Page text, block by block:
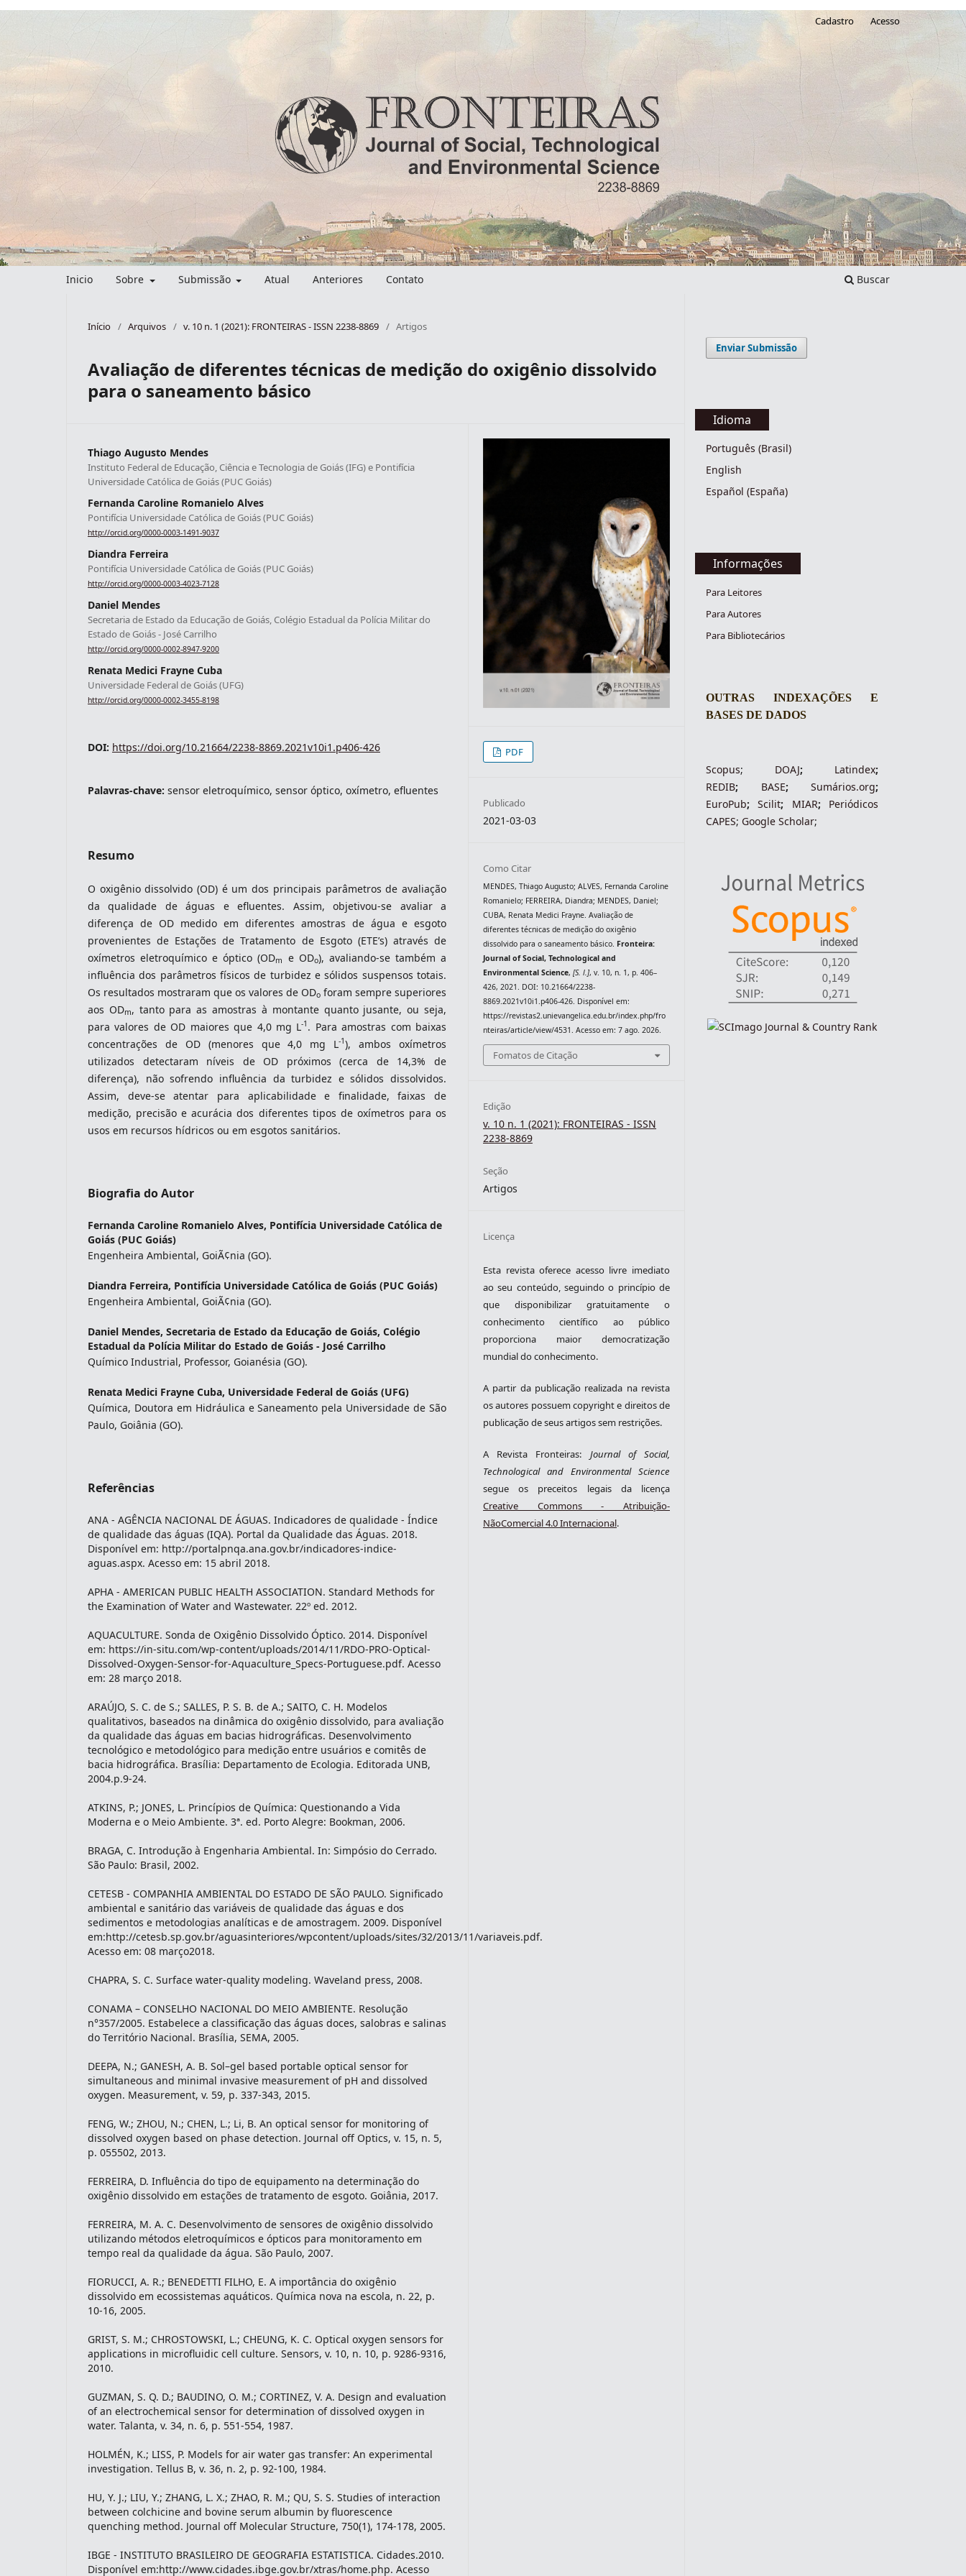
Inicio Sobre Submissão Atual Anteriores Contato Buscar
Cadastro Acesso
Início / Arquivos / v. 10 n. 1 (2021): FRONTEIRAS - ISSN 2238-8869 / Artigos
Avaliação de diferentes técnicas de medição do oxigênio dissolvido
para o saneamento básico
Thiago Augusto Mendes
Instituto Federal de Educação, Ciência e Tecnologia de Goiás (IFG) e Pontifícia
Universidade Católica de Goiás (PUC Goiás)
Fernanda Caroline Romanielo Alves
Pontifícia Universidade Católica de Goiás (PUC Goiás)
http://orcid.org/0000-0003-1491-9037
Diandra Ferreira
Pontifícia Universidade Católica de Goiás (PUC Goiás)
http://orcid.org/0000-0003-4023-7128
Daniel Mendes
Secretaria de Estado da Educação de Goiás, Colégio Estadual da Polícia Militar do
Estado de Goiás - José Carrilho
http://orcid.org/0000-0002-8947-9200
Renata Medici Frayne Cuba
Universidade Federal de Goiás (UFG)
http://orcid.org/0000-0002-3455-8198
DOI: https://doi.org/10.21664/2238-8869.2021v10i1.p406-426
Palavras-chave: sensor eletroquímico, sensor óptico, oxímetro, efluentes
Resumo
O oxigênio dissolvido (OD) é um dos principais parâmetros de avaliação
da qualidade de águas e efluentes. Assim, objetivou-se avaliar a
diferença de OD medido em diferentes amostras de água e esgoto
provenientes de Estações de Tratamento de Esgoto (ETE’s) através de
oxímetros eletroquímico e óptico (ODm e ODo), avaliando-se também a
influência dos parâmetros físicos de turbidez e sólidos suspensos totais.
Os resultados mostraram que os valores de ODo foram sempre superiores
aos ODm, tanto para as amostras à montante quanto jusante, ou seja,
para valores de OD maiores que 4,0 mg L-1 . Para amostras com baixas
concentrações de OD (menores que 4,0 mg L-1), ambos oxímetros
utilizados detectaram níveis de OD próximos (cerca de 14,3% de
diferença), não sofrendo influência da turbidez e sólidos dissolvidos.
Assim, deve-se atentar para aplicabilidade e finalidade, faixas de
medição, precisão e acurácia dos diferentes tipos de oxímetros para os
usos em recursos hídricos ou em esgotos sanitários.
Biografia do Autor
Fernanda Caroline Romanielo Alves, Pontifícia Universidade Católica de
Goiás (PUC Goiás)
Engenheira Ambiental, GoiÃ¢nia (GO).
Diandra Ferreira, Pontifícia Universidade Católica de Goiás (PUC Goiás)
Engenheira Ambiental, GoiÃ¢nia (GO).
Daniel Mendes, Secretaria de Estado da Educação de Goiás, Colégio
Estadual da Polícia Militar do Estado de Goiás - José Carrilho
Químico Industrial, Professor, Goianésia (GO).
Renata Medici Frayne Cuba, Universidade Federal de Goiás (UFG)
Química, Doutora em Hidráulica e Saneamento pela Universidade de São
Paulo, Goiânia (GO).
Referências
ANA - AGÊNCIA NACIONAL DE ÁGUAS. Indicadores de qualidade - Índice
de qualidade das águas (IQA). Portal da Qualidade das Águas. 2018.
Disponível em: http://portalpnqa.ana.gov.br/indicadores-indice-
aguas.aspx. Acesso em: 15 abril 2018.
APHA - AMERICAN PUBLIC HEALTH ASSOCIATION. Standard Methods for
the Examination of Water and Wastewater. 22º ed. 2012.
AQUACULTURE. Sonda de Oxigênio Dissolvido Óptico. 2014. Disponível
em: https://in-situ.com/wp-content/uploads/2014/11/RDO-PRO-Optical-
Dissolved-Oxygen-Sensor-for-Aquaculture_Specs-Portuguese.pdf. Acesso
em: 28 março 2018.
ARAÚJO, S. C. de S.; SALLES, P. S. B. de A.; SAITO, C. H. Modelos
qualitativos, baseados na dinâmica do oxigênio dissolvido, para avaliação
da qualidade das águas em bacias hidrográficas. Desenvolvimento
tecnológico e metodológico para medição entre usuários e comitês de
bacia hidrográfica. Brasília: Departamento de Ecologia. Editorada UNB,
2004.p.9-24.
ATKINS, P.; JONES, L. Princípios de Química: Questionando a Vida
Moderna e o Meio Ambiente. 3ª. ed. Porto Alegre: Bookman, 2006.
BRAGA, C. Introdução à Engenharia Ambiental. In: Simpósio do Cerrado.
São Paulo: Brasil, 2002.
CETESB - COMPANHIA AMBIENTAL DO ESTADO DE SÃO PAULO. Significado
ambiental e sanitário das variáveis de qualidade das águas e dos
sedimentos e metodologias analíticas e de amostragem. 2009. Disponível
em:http://cetesb.sp.gov.br/aguasinteriores/wpcontent/uploads/sites/32/2013/11/variaveis.pdf.
Acesso em: 08 março2018.
CHAPRA, S. C. Surface water-quality modeling. Waveland press, 2008.
CONAMA – CONSELHO NACIONAL DO MEIO AMBIENTE. Resolução
n°357/2005. Estabelece a classificação das águas doces, salobras e salinas
do Território Nacional. Brasília, SEMA, 2005.
DEEPA, N.; GANESH, A. B. Sol–gel based portable optical sensor for
simultaneous and minimal invasive measurement of pH and dissolved
oxygen. Measurement, v. 59, p. 337-343, 2015.
FENG, W.; ZHOU, N.; CHEN, L.; Li, B. An optical sensor for monitoring of
dissolved oxygen based on phase detection. Journal off Optics, v. 15, n. 5,
p. 055502, 2013.
FERREIRA, D. Influência do tipo de equipamento na determinação do
oxigênio dissolvido em estações de tratamento de esgoto. Goiânia, 2017.
FERREIRA, M. A. C. Desenvolvimento de sensores de oxigênio dissolvido
utilizando métodos eletroquímicos e ópticos para monitoramento em
tempo real da qualidade da água. São Paulo, 2007.
FIORUCCI, A. R.; BENEDETTI FILHO, E. A importância do oxigênio
dissolvido em ecossistemas aquáticos. Química nova na escola, n. 22, p.
10-16, 2005.
GRIST, S. M.; CHROSTOWSKI, L.; CHEUNG, K. C. Optical oxygen sensors for
applications in microfluidic cell culture. Sensors, v. 10, n. 10, p. 9286-9316,
2010.
GUZMAN, S. Q. D.; BAUDINO, O. M.; CORTINEZ, V. A. Design and evaluation
of an electrochemical sensor for determination of dissolved oxygen in
water. Talanta, v. 34, n. 6, p. 551-554, 1987.
HOLMÉN, K.; LISS, P. Models for air water gas transfer: An experimental
investigation. Tellus B, v. 36, n. 2, p. 92-100, 1984.
HU, Y. J.; LIU, Y.; ZHANG, L. X.; ZHAO, R. M.; QU, S. S. Studies of interaction
between colchicine and bovine serum albumin by fluorescence
quenching method. Journal off Molecular Structure, 750(1), 174-178, 2005.
IBGE - INSTITUTO BRASILEIRO DE GEOGRAFIA ESTATISTICA. Cidades.2010.
Disponível em:http://www.cidades.ibge.gov.br/xtras/home.php. Acesso
PDF
Publicado
2021-03-03
Como Citar
MENDES, Thiago Augusto; ALVES, Fernanda Caroline
Romanielo; FERREIRA, Diandra; MENDES, Daniel;
CUBA, Renata Medici Frayne. Avaliação de
diferentes técnicas de medição do oxigênio
dissolvido para o saneamento básico. Fronteira:
Journal of Social, Technological and
Environmental Science,[S. l.], v. 10, n. 1, p. 406–
426, 2021. DOI: 10.21664/2238-
8869.2021v10i1.p406-426. Disponível em:
https://revistas2.unievangelica.edu.br/index.php/fro
nteiras/article/view/4531. Acesso em: 7 ago. 2026.
Fomatos de Citação
Edição
v. 10 n. 1 (2021): FRONTEIRAS - ISSN
2238-8869
Seção
Artigos
Licença
Esta revista oferece acesso livre imediato
ao seu conteúdo, seguindo o princípio de
que disponibilizar gratuitamente o
conhecimento científico ao público
proporciona maior democratização
mundial do conhecimento.
A partir da publicação realizada na revista
os autores possuem copyright e direitos de
publicação de seus artigos sem restrições.
A Revista Fronteiras: Journal of Social,
Technological and Environmental Science
segue os preceitos legais da licença
Creative Commons - Atribuição-
NãoComercial 4.0 Internacional.
Enviar Submissão
Idioma
Português (Brasil)
English
Español (España)
Informações
Para Leitores
Para Autores
Para Bibliotecários
indexacoes-fronteiras
OUTRAS INDEXAÇÕES E
BASES DE DADOS
Scopus; DOAJ; Latindex;
REDIB; BASE; Sumários.org;
EuroPub; Scilit; MIAR; Periódicos
CAPES; Google Scholar;
indexadores-fronteiras